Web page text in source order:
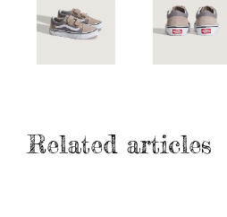
Related articles